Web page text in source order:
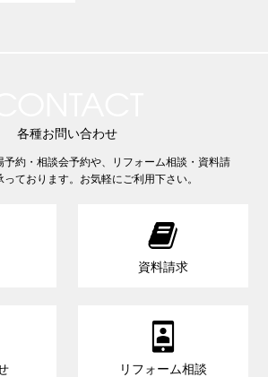
各種お問い合わせ
予約・相談会予約や、リフォーム相談・資料請
ております。お気軽にご利用下さい。

資料請求

リフォーム相談